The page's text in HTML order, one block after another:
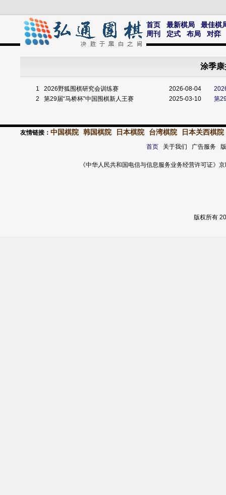
首页 最新棋局
最佳棋
周刊
定式 布局 对弈
涂季
1 2026野狐围棋研究会训练赛 2026-08-04
2
第29届“马桥杯”中国围棋新人王赛 2025-03-10 第
友情链接： 中国棋院 韩国棋院 日本棋院 台湾棋院 日本关西棋院
首页关于我们 广告服务
《中华人民共和国电信与信息服务业务经营许可证
版权所有